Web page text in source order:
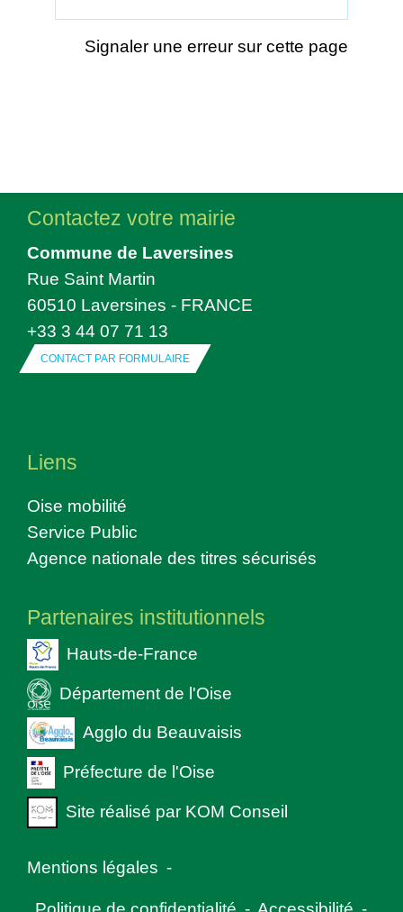
Signaler une erreur sur cette page
Contactez votre mairie
Commune de Laversines
Rue Saint Martin
60510 Laversines - FRANCE
+33 3 44 07 71 13
CONTACT PAR FORMULAIRE
Liens
Oise mobilité
Service Public
Agence nationale des titres sécurisés
Partenaires institutionnels
Hauts-de-France
Département de l'Oise
Agglo du Beauvaisis
Préfecture de l'Oise
Site réalisé par KOM Conseil
Mentions légales -